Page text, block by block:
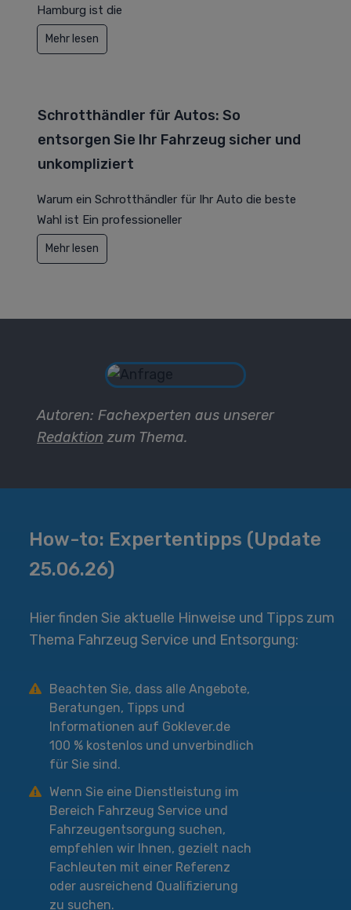
Hamburg ist die
Mehr lesen
Schrotthändler für Autos: So
entsorgen Sie Ihr Fahrzeug sicher und
unkompliziert
Warum ein Schrotthändler für Ihr Auto die beste
Wahl ist Ein professioneller
Mehr lesen
Autoren: Fachexperten aus unserer
Redaktion zum Thema.
How-to: Expertentipps (Update
25.06.26)
Hier finden Sie aktuelle Hinweise und Tipps zum
Thema Fahrzeug Service und Entsorgung:
Beachten Sie, dass alle Angebote,
Beratungen, Tipps und
Informationen auf Goklever.de
100 % kostenlos und unverbindlich
für Sie sind.
Wenn Sie eine Dienstleistung im
Bereich Fahrzeug Service und
Fahrzeugentsorgung suchen,
empfehlen wir Ihnen, gezielt nach
Fachleuten mit einer Referenz
oder ausreichend Qualifizierung
zu suchen.